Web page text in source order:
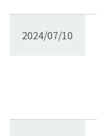
2024/07/10